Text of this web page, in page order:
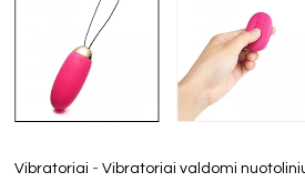
Vibratoriai -Vibratoriai valdomi